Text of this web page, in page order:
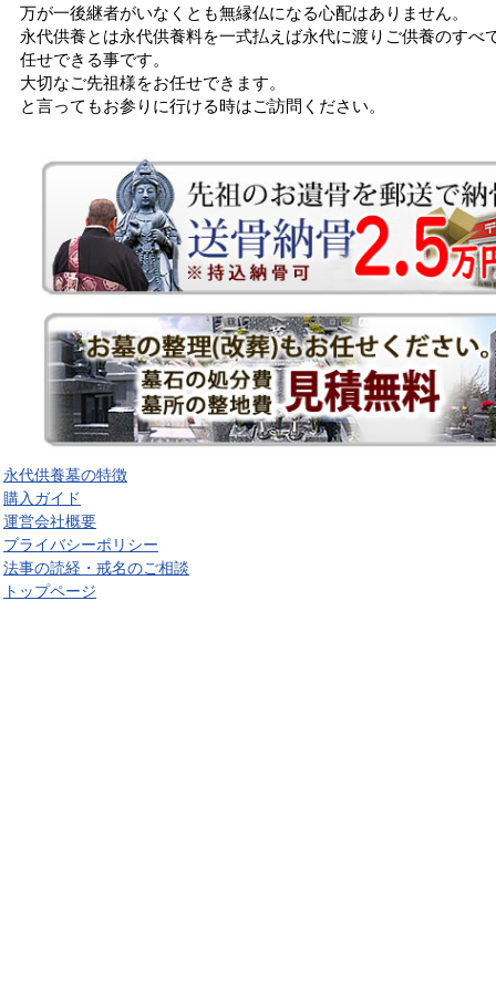
万が一後継者がいなくとも無縁仏になる心配はありません。
永代供養とは永代供養料を一式払えば永代に渡りご供養のすべ
任せできる事です。
大切なご先祖様をお任せできます。
と言ってもお参りに行ける時はご訪問ください。
永代供養墓の特徴
購入ガイド
運営会社概要
プライバシーポリシー
法事の読経・戒名のご相談
トップページ